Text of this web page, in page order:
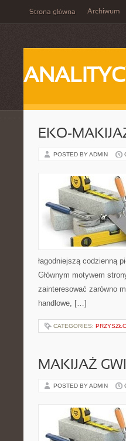
Strona główna Archiwum
EKO-
POSTED BY ADMIN
łagodniejszą codzienną
Głównym motywem
zainteresować zarówno
handlowe, […]
CATEGORIES:
MAKIJAŻ
POSTED BY ADMIN